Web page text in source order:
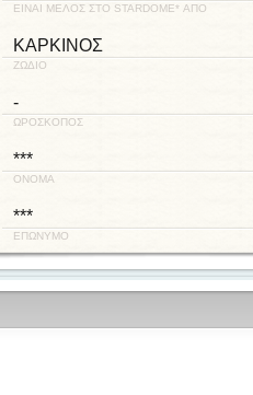
ΕΙΝΑΙ ΜΕΛΟΣ ΣΤΟ STARDOME* ΑΠΟ
ΚΑΡΚΙΝΟΣ
ΖΩΔΙΟ
-
ΩΡΟΣΚΟΠΟΣ
***
ΟΝΟΜΑ
***
ΕΠΩΝΥΜΟ